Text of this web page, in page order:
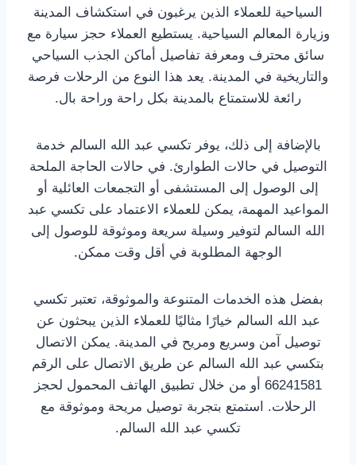
السياحية للعملاء الذين يرغبون في استكشاف المدينة
وزيارة المعالم السياحية. يستطيع العملاء حجز سيارة مع
سائق محترف ومعرفة تفاصيل أماكن الجذب السياحي
والتاريخية في المدينة. يعد هذا النوع من الرحلات فرصة
رائعة للاستمتاع بالمدينة بكل راحة وراحة بال.
بالإضافة إلى ذلك، يوفر تكسي عبد الله السالم خدمة
التوصيل في حالات الطوارئ. في حالات الحاجة الملحة
إلى الوصول إلى المستشفى أو التجمعات العائلية أو
المواعيد المهمة، يمكن للعملاء الاعتماد على تكسي عبد
الله السالم لتوفير وسيلة سريعة وموثوقة للوصول إلى
الوجهة المطلوبة في أقل وقت ممكن.
بفضل هذه الخدمات المتنوعة والموثوقة، تعتبر تكسي
عبد الله السالم خيارًا مثاليًا للعملاء الذين يبحثون عن
توصيل آمن وسريع ومريح في المدينة. يمكن الاتصال
بتكسي عبد الله السالم عن طريق الاتصال على الرقم
66241581 أو من خلال تطبيق الهاتف المحمول لحجز
الرحلات. استمتع بتجربة توصيل مريحة وموثوقة مع
تكسي عبد الله السالم.